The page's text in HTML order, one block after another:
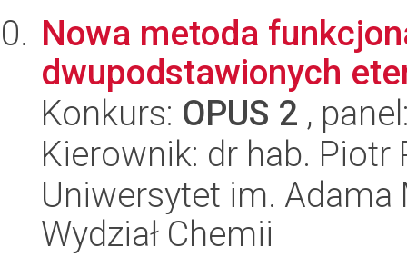
Nowa metoda
dwupodstawionych
Konkurs: OPUS 2 ,
Kierownik: dr hab. Piotr
Uniwersytet im.
Wydział Chemii